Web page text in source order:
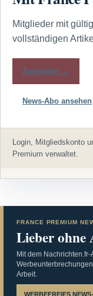
Mitglieder mit
vollständigen
Anmelden →
News-Abo ansehen
Login, Mitgliedskonto
Premium verwaltet.
FRANCE PREMIUM
Lieber ohne
Mit dem
Arbeit.
WERBEFREIES